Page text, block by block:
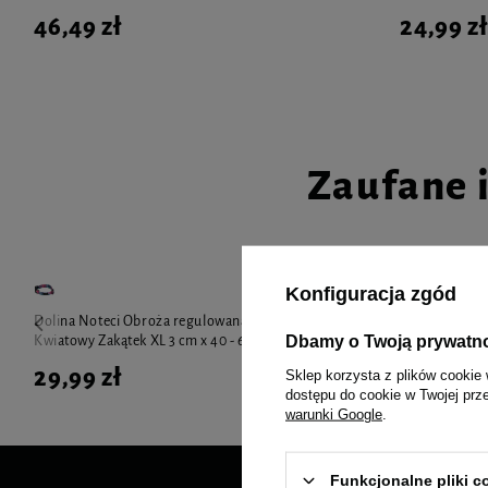
46,49 zł 24,99 zł
Zaufane
Dolina Noteci Obroża regulowana dla psa
Kwiatowy Zakątek XL 3 cm x 40 - 65 cm
29,99 zł
psów 50 g
19,99 zł
Konfiguracja zgód
Dbamy o Twoją
Sklep korzysta z plików cookie
dostępu do cookie w Twojej
warunki Google
Funkcjonalne pliki